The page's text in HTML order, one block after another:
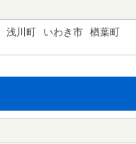
浅川町 いわき市 楢葉町